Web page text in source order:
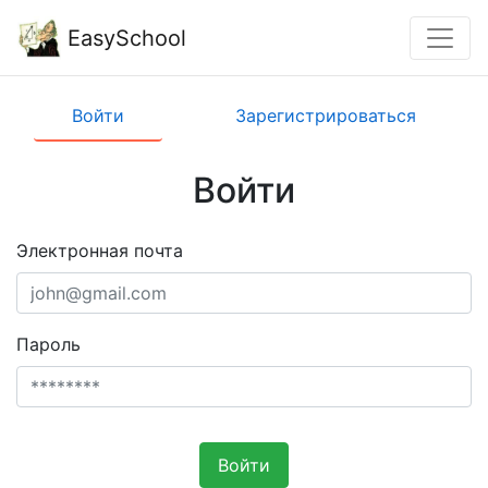
EasySchool
Войти Зарегистрироваться
Войти
Электронная почта
Пароль